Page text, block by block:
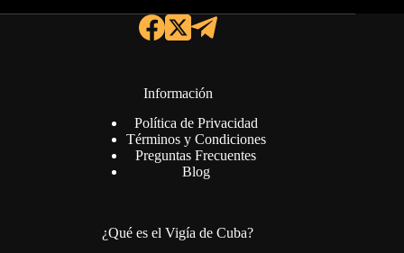
Información
Política de Privacidad
Términos y Condiciones
Preguntas Frecuentes
Blog
¿Qué es el Vigía de Cuba?